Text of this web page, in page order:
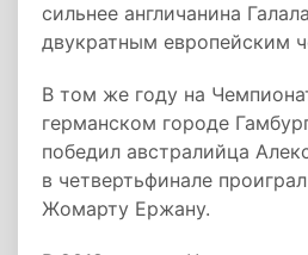
сильнее англичанина
двукратным европейским
В том же году на
германском городе
победил австралийца
в четвертьфинале
Жомарту Ержану.